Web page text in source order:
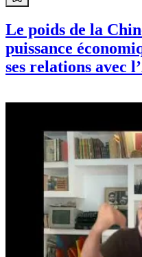
Le poids de la
puissance
ses relations avec